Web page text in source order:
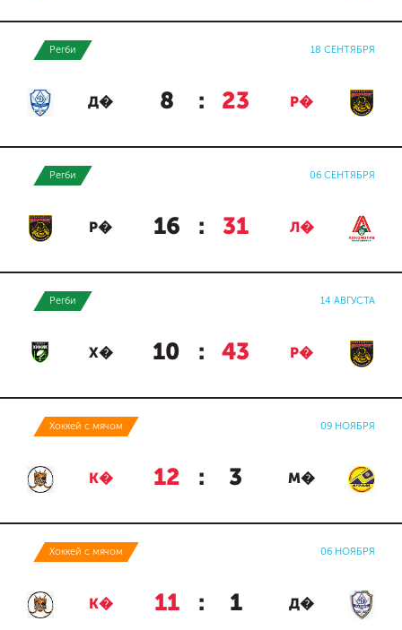
Регби 18 СЕНТЯБРЯ
Д� 8 : 23 Р�
Регби 06 СЕНТЯБРЯ
Р� 16 : 31 Л�
Регби 14 АВГУСТА
Х� 10 : 43 Р�
Хоккей с мячом 09 НОЯБРЯ
К� 12 : 3 М�
Хоккей с мячом 06 НОЯБРЯ
К� 11 : 1 Д�